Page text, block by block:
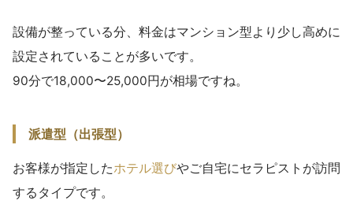
設備が整っている分、料金はマンション型より少し高めに
設定されていることが多いです。
90分で18,000〜25,000円が相場ですね。
派遣型（出張型）
お客様が指定したホテル選びやご自宅にセラピストが訪問
するタイプです。